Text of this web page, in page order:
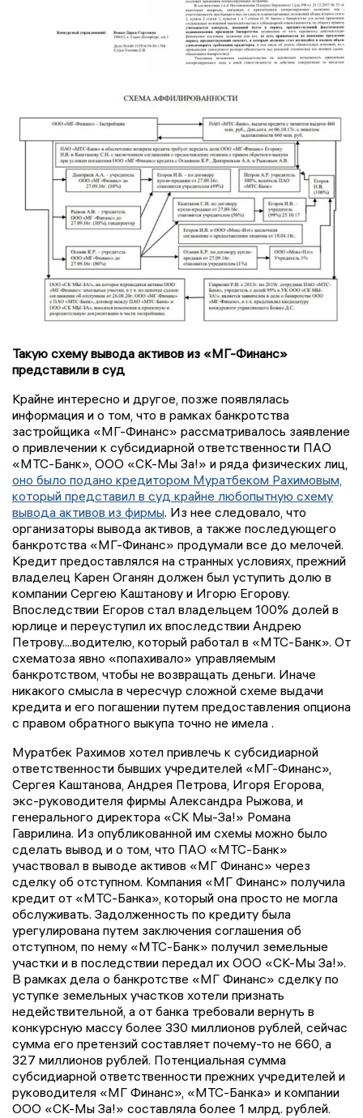
Такую схему вывода активов из «МГ-Финанс»
представили в суд
Крайне интересно и другое, позже появлялась
информация и о том, что в рамках банкротства
застройщика «МГ-Финанс» рассматривалось заявление
о привлечении к субсидиарной ответственности ПАО
«МТС-Банк», ООО «СК-Мы За!» и ряда физических лиц,
оно было подано кредитором Муратбеком Рахимовым,
который представил в суд крайне любопытную схему
вывода активов из фирмы. Из нее следовало, что
организаторы вывода активов, а также последующего
банкротства «МГ-Финанс» продумали все до мелочей.
Кредит предоставлялся на странных условиях, прежний
владелец Карен Оганян должен был уступить долю в
компании Сергею Каштанову и Игорю Егорову.
Впоследствии Егоров стал владельцем 100% долей в
юрлице и переуступил их впоследствии Андрею
Петрову....водителю, который работал в «МТС-Банк». От
схематоза явно «попахивало» управляемым
банкротством, чтобы не возвращать деньги. Иначе
никакого смысла в чересчур сложной схеме выдачи
кредита и его погашении путем предоставления опциона
с правом обратного выкупа точно не имела .
Муратбек Рахимов хотел привлечь к субсидиарной
ответственности бывших учредителей «МГ-Финанс»,
Сергея Каштанова, Андрея Петрова, Игоря Егорова,
экс-руководителя фирмы Александра Рыжова, и
генерального директора «СК Мы-За!» Романа
Гаврилина. Из опубликованной им схемы можно было
сделать вывод и о том, что ПАО «МТС-Банк»
участвовал в выводе активов «МГ Финанс» через
сделку об отступном. Компания «МГ Финанс» получила
кредит от «МТС-Банка», который она просто не могла
обслуживать. Задолженность по кредиту была
урегулирована путем заключения соглашения об
отступном, по нему «МТС-Банк» получил земельные
участки и в последствии передал их ООО «СК-Мы За!».
В рамках дела о банкротстве «МГ Финанс» сделку по
уступке земельных участков хотели признать
недействительной, а от банка требовали вернуть в
конкурсную массу более 330 миллионов рублей, сейчас
сумма его претензий составляет почему-то не 660, а
327 миллионов рублей. Потенциальная сумма
субсидиарной ответственности прежних учредителей и
руководителя «МГ Финанс», «МТС-Банка» и компании
ООО «СК-Мы За!» составляла более 1 млрд. рублей.